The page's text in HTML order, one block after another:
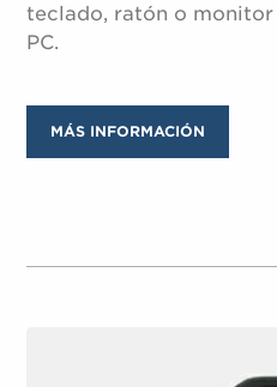
teclado, ratón o
PC.
MÁS INFORMACIÓN